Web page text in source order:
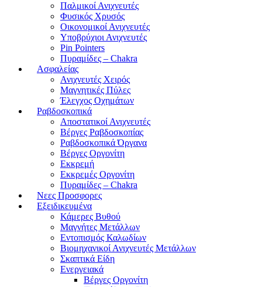
Παλμικοί Ανιχνευτές
Φυσικός Χρυσός
Οικονομικοί Ανιχνευτές
Υποβρύχιοι Ανιχνευτές
Pin Pointers
Πυραμίδες – Chakra
Ασφαλείας
Ανιχνευτές Χειρός
Μαγνητικές Πύλες
Έλεγχος Οχημάτων
Ραβδοσκοπικά
Αποστατικοί Ανιχνευτές
Βέργες Ραβδοσκοπίας
Ραβδοσκοπικά Όργανα
Βέργες Οργονίτη
Εκκρεμή
Εκκρεμές Οργονίτη
Πυραμίδες – Chakra
Νεες Προσφορες
Εξειδικευμένα
Κάμερες Βυθού
Μαγνήτες Μετάλλων
Εντοπισμός Καλωδίων
Βιομηχανικοί Ανιχνευτές Μετάλλων
Σκαπτικά Είδη
Ενεργειακά
Βέργες Οργονίτη